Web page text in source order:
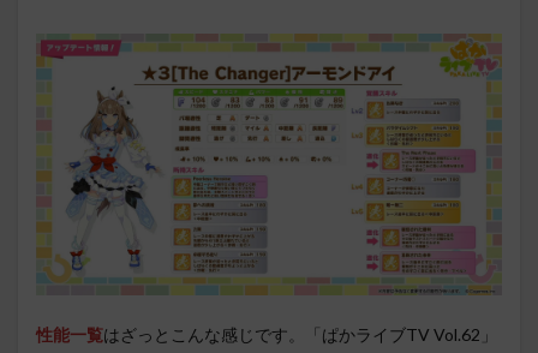
性能一覧はざっとこんな感じです。「ぱかライブTV Vol.62」